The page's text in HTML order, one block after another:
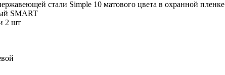
стали Simple 10 матового цвета в охранной пленке
SMART
2 шт